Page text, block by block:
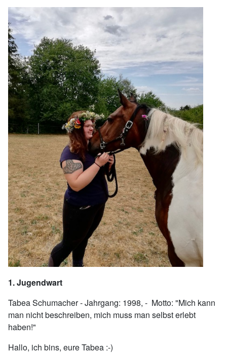
1. Jugendwart
Tabea Schumacher - Jahrgang: 1998, - Motto: "Mich kann
man nicht beschreiben, mich muss man selbst erlebt
haben!"
Hallo, ich bins, eure Tabea :-)